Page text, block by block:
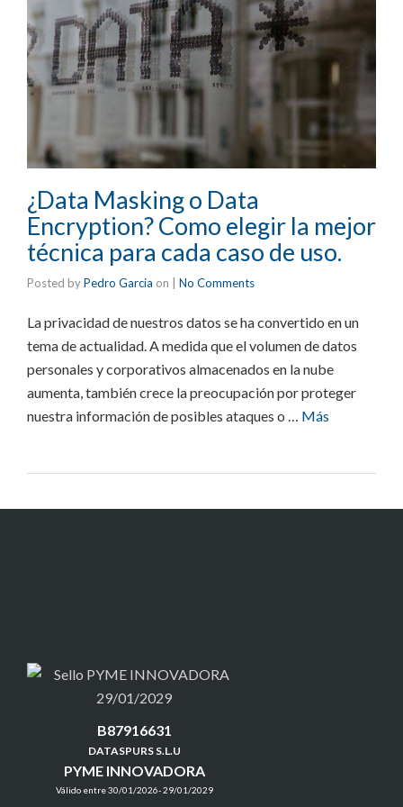
¿Data Masking o Data
Encryption? Como elegir la mejor
técnica para cada caso de uso.
Posted byPedro Garcia on No Comments
La privacidad de nuestros datos se ha convertido en un
tema de actualidad. A medida que el volumen de datos
personales y corporativos almacenados en la nube
aumenta, también crece la preocupación por proteger
nuestra información de posibles ataques o … Más
B87916631
DATASPURS S.L.U
PYME INNOVADORA
Válido entre 30/01/2026- 29/01/2029